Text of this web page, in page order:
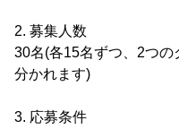
2. 募集人数
30名(各15名ずつ、2つの
分かれます)
3. 応募条件